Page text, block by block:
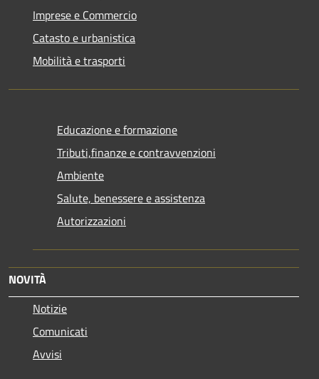
Imprese e Commercio
Catasto e urbanistica
Mobilità e trasporti
Educazione e formazione
Tributi,finanze e contravvenzioni
Ambiente
Salute, benessere e assistenza
Autorizzazioni
NOVITÀ
Notizie
Comunicati
Avvisi